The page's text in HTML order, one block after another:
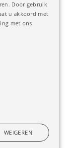
vragen
Door gebruik
u akkoord met
met ons
WEIGEREN